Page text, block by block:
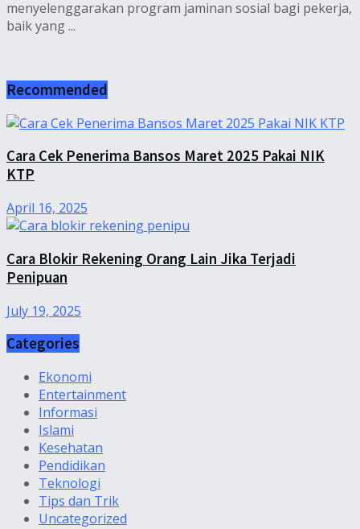
menyelenggarakan program jaminan sosial bagi pekerja,
baik yang ...
Recommended
Cara Cek Penerima Bansos Maret 2025 Pakai NIK
KTP
April 16, 2025
Cara Blokir Rekening Orang Lain Jika Terjadi
Penipuan
July 19, 2025
Categories
Ekonomi
Entertainment
Informasi
Islami
Kesehatan
Pendidikan
Teknologi
Tips dan Trik
Uncategorized